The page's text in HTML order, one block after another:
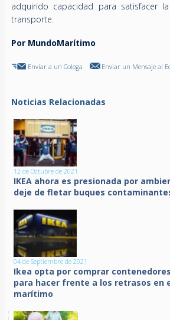
adquirido capacidad para satisfacer
transporte.
Por MundoMarítimo
Enviar a un Colega Enviar un Mensaje al
Noticias Relacionadas
12 de Octubre de 2021
IKEA ahora es presionada por
deje de fletar buques
04 de Septiembre de 2021
Ikea opta por comprar
para hacer frente a los retrasos en
marítimo